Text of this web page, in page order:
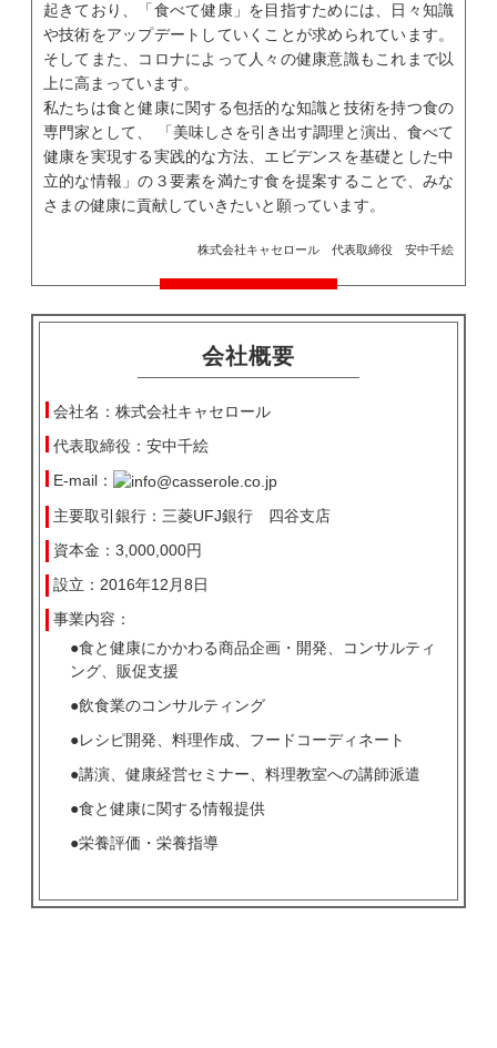
起きており、「食べて健康」を目指すためには、日々知識
や技術をアップデートしていくことが求められています。
そしてまた、コロナによって人々の健康意識もこれまで以
上に高まっています。
私たちは食と健康に関する包括的な知識と技術を持つ食の
専門家として、 「美味しさを引き出す調理と演出、食べて
健康を実現する実践的な方法、エビデンスを基礎とした中
立的な情報」の３要素を満たす食を提案することで、みな
さまの健康に貢献していきたいと願っています。
株式会社キャセロール 代表取締役 安中千絵
会社概要
会社名：株式会社キャセロール
代表取締役：安中千絵
E-mail：
主要取引銀行：三菱UFJ銀行 四谷支店
資本金：3,000,000円
設立：2016年12月8日
事業内容：
●食と健康にかかわる商品企画・開発、コンサルティ
ング、販促支援
●飲食業のコンサルティング
●レシピ開発、料理作成、フードコーディネート
●講演、健康経営セミナー、料理教室への講師派遣
●食と健康に関する情報提供
●栄養評価・栄養指導